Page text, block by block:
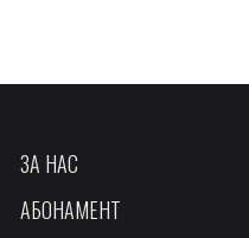
ЗА НАС
АБОНАМЕНТ